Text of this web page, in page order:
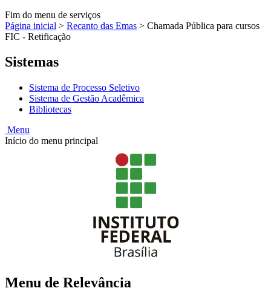
Fim do menu de serviços
Página inicial > Recanto das Emas > Chamada Pública para cursos
FIC - Retificação
Sistemas
Sistema de Processo Seletivo
Sistema de Gestão Acadêmica
Bibliotecas
Menu
Início do menu principal
Menu de Relevância